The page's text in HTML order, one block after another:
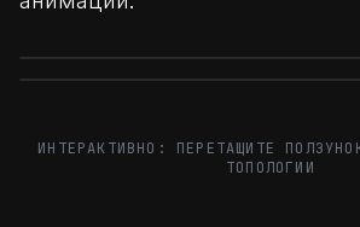
ИНТЕРАКТИВНО: ПЕРЕТАЩИТЕ
ТОПОЛОГИИ